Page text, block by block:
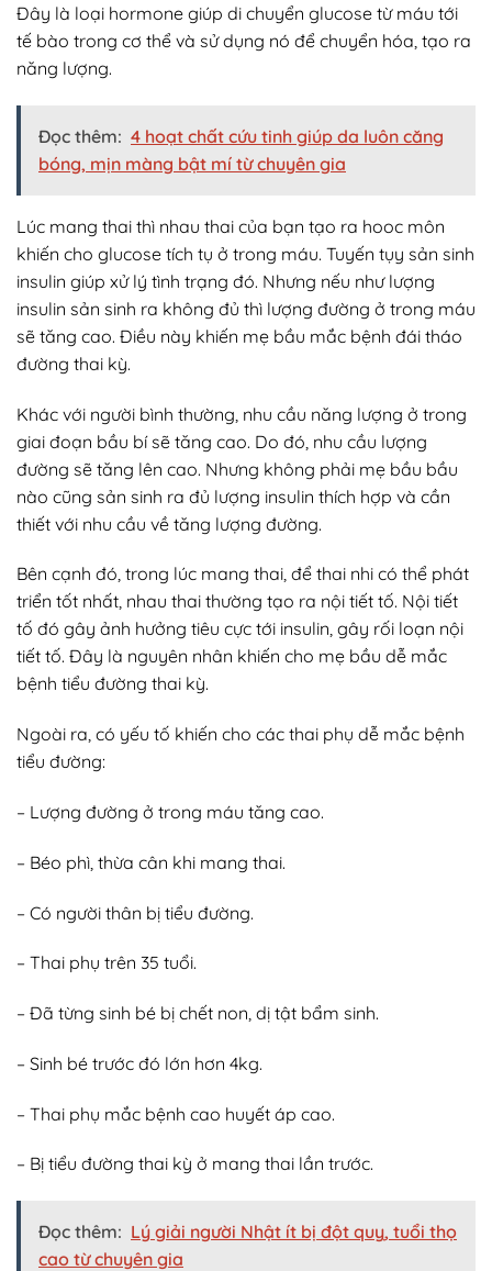
Đây là loại hormone giúp di chuyển glucose từ máu tới
tế bào trong cơ thể và sử dụng nó để chuyển hóa, tạo ra
năng lượng.
Đọc thêm: 4 hoạt chất cứu tinh giúp da luôn căng
bóng, mịn màng bật mí từ chuyên gia
Lúc mang thai thì nhau thai của bạn tạo ra hooc môn
khiến cho glucose tích tụ ở trong máu. Tuyến tụy sản sinh
insulin giúp xử lý tình trạng đó. Nhưng nếu như lượng
insulin sản sinh ra không đủ thì lượng đường ở trong máu
sẽ tăng cao. Điều này khiến mẹ bầu mắc bệnh đái tháo
đường thai kỳ.
Khác với người bình thường, nhu cầu năng lượng ở trong
giai đoạn bầu bí sẽ tăng cao. Do đó, nhu cầu lượng
đường sẽ tăng lên cao. Nhưng không phải mẹ bầu bầu
nào cũng sản sinh ra đủ lượng insulin thích hợp và cần
thiết với nhu cầu về tăng lượng đường.
Bên cạnh đó, trong lúc mang thai, để thai nhi có thể phát
triển tốt nhất, nhau thai thường tạo ra nội tiết tố. Nội tiết
tố đó gây ảnh hưởng tiêu cực tới insulin, gây rối loạn nội
tiết tố. Đây là nguyên nhân khiến cho mẹ bầu dễ mắc
bệnh tiểu đường thai kỳ.
Ngoài ra, có yếu tố khiến cho các thai phụ dễ mắc bệnh
tiểu đường:
– Lượng đường ở trong máu tăng cao.
– Béo phì, thừa cân khi mang thai.
– Có người thân bị tiểu đường.
– Thai phụ trên 35 tuổi.
– Đã từng sinh bé bị chết non, dị tật bẩm sinh.
– Sinh bé trước đó lớn hơn 4kg.
– Thai phụ mắc bệnh cao huyết áp cao.
– Bị tiểu đường thai kỳ ở mang thai lần trước.
Đọc thêm: Lý giải người Nhật ít bị đột quỵ, tuổi thọ
cao từ chuyên gia